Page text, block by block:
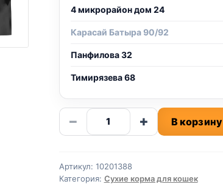
4 микрорайон дом 24
Карасай Батыра 90/92
Панфилова 32
Тимирязева 68
−
Количество
товара
сух.
+ В корзину
Артикул: 10201388
Категория: Сухие корма для кошек